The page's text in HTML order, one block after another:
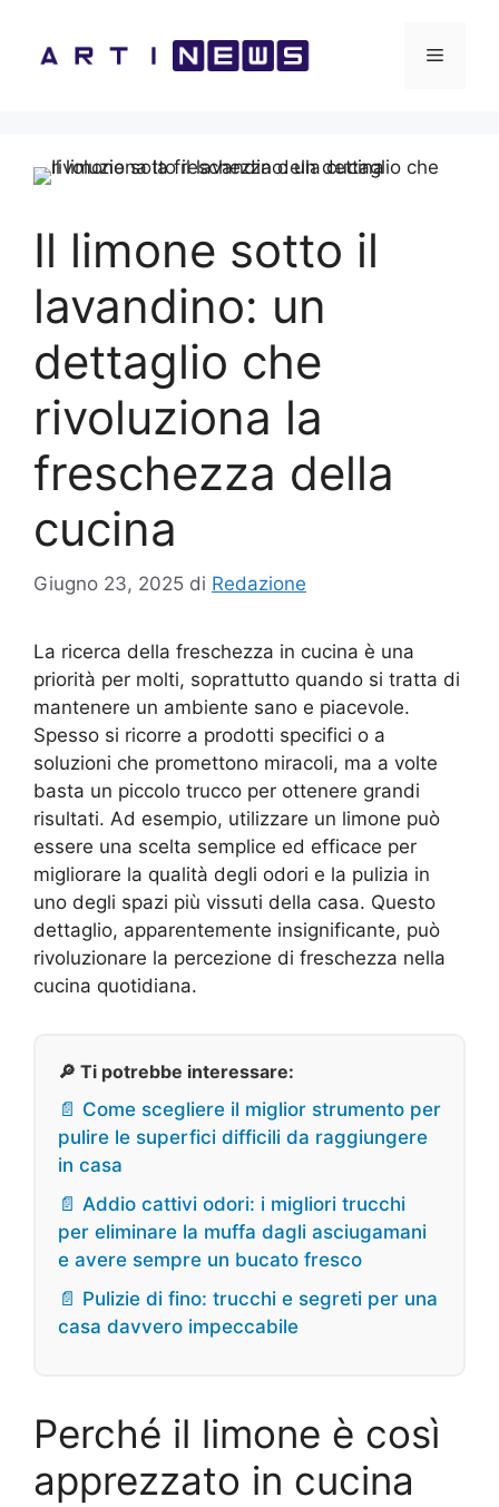
contenuto
Menu
Il limone sotto il
lavandino: un
dettaglio che
rivoluziona la
freschezza della
cucina
Giugno 23, 2025 di Redazione
La ricerca della freschezza in cucina è una
priorità per molti, soprattutto quando si tratta di
mantenere un ambiente sano e piacevole.
Spesso si ricorre a prodotti specifici o a
soluzioni che promettono miracoli, ma a volte
basta un piccolo trucco per ottenere grandi
risultati. Ad esempio, utilizzare un limone può
essere una scelta semplice ed efficace per
migliorare la qualità degli odori e la pulizia in
uno degli spazi più vissuti della casa. Questo
dettaglio, apparentemente insignificante, può
rivoluzionare la percezione di freschezza nella
cucina quotidiana.
🔎 Ti potrebbe interessare:
📄 Come scegliere il miglior strumento per
pulire le superfici difficili da raggiungere
in casa
📄 Addio cattivi odori: i migliori trucchi
per eliminare la muffa dagli asciugamani
e avere sempre un bucato fresco
📄 Pulizie di fino: trucchi e segreti per una
casa davvero impeccabile
Perché il limone è così
apprezzato in cucina